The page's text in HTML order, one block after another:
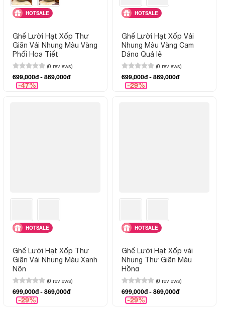
HOTSALE
Ghế Lười Hạt Xốp Thư
Giãn Vải Nhung Màu Vàng
Phối Họa Tiết
(0 reviews)
699,000đ - 869,000đ
-47%
HOTSALE
Ghế Lười Hạt Xốp Vải
Nhung Màu Vàng Cam
Dáng Quả lê
(0 reviews)
699,000đ - 869,000đ
-29%
HOTSALE
Ghế Lười Hạt Xốp Thư
Giãn Vải Nhung Màu Xanh
Nõn
(0 reviews)
699,000đ - 869,000đ
-29%
HOTSALE
Ghế Lười Hạt Xốp vải
Nhung Thư Giãn Màu
Hồng
(0 reviews)
699,000đ - 869,000đ
-29%